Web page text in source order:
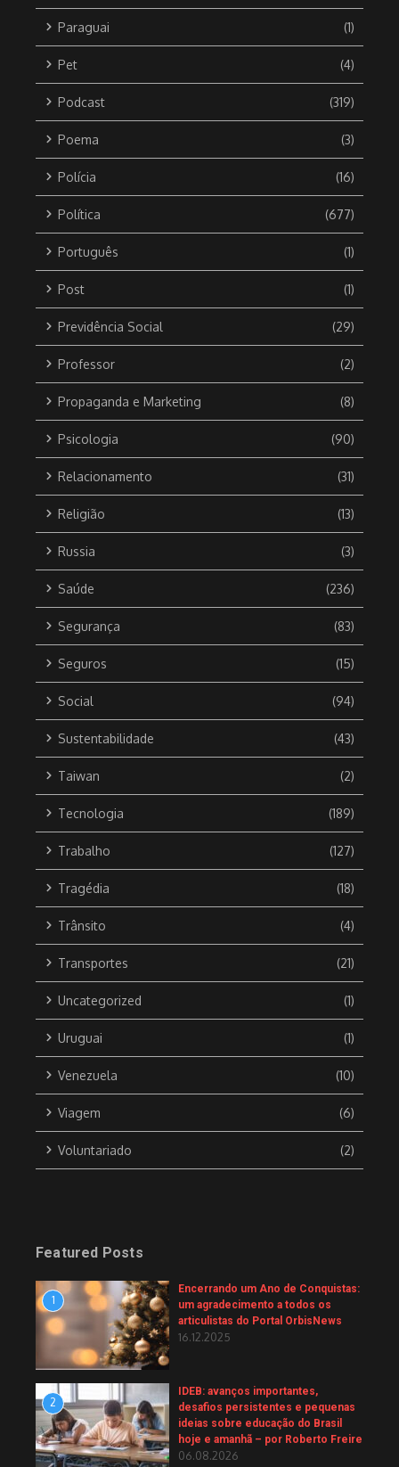
Paraguai (1)
Pet (4)
Podcast (319)
Poema (3)
Polícia (16)
Política (677)
Português (1)
Post (1)
Previdência Social (29)
Professor (2)
Propaganda e Marketing (8)
Psicologia (90)
Relacionamento (31)
Religião (13)
Russia (3)
Saúde (236)
Segurança (83)
Seguros (15)
Social (94)
Sustentabilidade (43)
Taiwan (2)
Tecnologia (189)
Trabalho (127)
Tragédia (18)
Trânsito (4)
Transportes (21)
Uncategorized (1)
Uruguai (1)
Venezuela (10)
Viagem (6)
Voluntariado (2)
Featured Posts
1
Encerrando um Ano de Conquistas:
um agradecimento a todos os
articulistas do Portal OrbisNews
16.12.2025
2
IDEB: avanços importantes,
desafios persistentes e pequenas
ideias sobre educação do Brasil
hoje e amanhã – por Roberto Freire
06.08.2026